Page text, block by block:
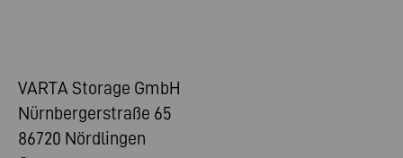
VARTA Storage GmbH
Nürnbergerstraße 65
86720 Nördlingen